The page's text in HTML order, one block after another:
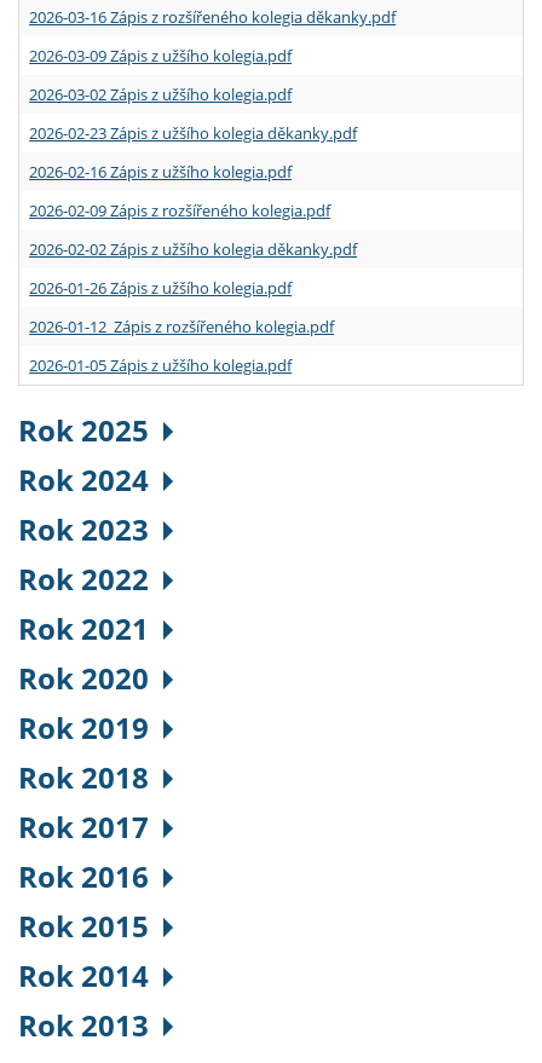
2026-03-16 Zápis z rozšířeného kolegia děkanky.pdf
2026-03-09 Zápis z užšího kolegia.pdf
2026-03-02 Zápis z užšího kolegia.pdf
2026-02-23 Zápis z užšího kolegia děkanky.pdf
2026-02-16 Zápis z užšího kolegia.pdf
2026-02-09 Zápis z rozšířeného kolegia.pdf
2026-02-02 Zápis z užšího kolegia děkanky.pdf
2026-01-26 Zápis z užšího kolegia.pdf
2026-01-12 Zápis z rozšířeného kolegia.pdf
2026-01-05 Zápis z užšího kolegia.pdf
Rok 2025
Rok 2024
Rok 2023
Rok 2022
Rok 2021
Rok 2020
Rok 2019
Rok 2018
Rok 2017
Rok 2016
Rok 2015
Rok 2014
Rok 2013